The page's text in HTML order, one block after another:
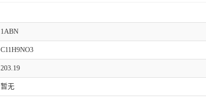
1ABN
C11H9NO3
203.19
暂无